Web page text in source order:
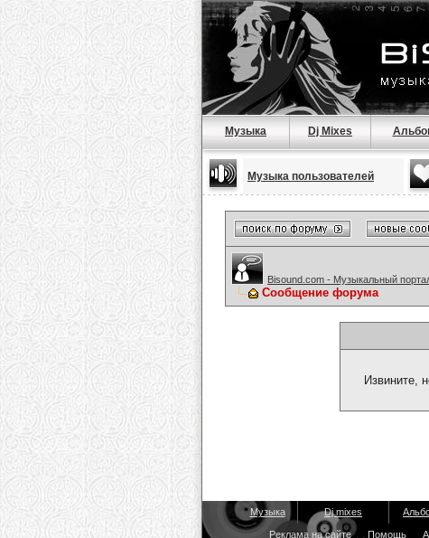
Музыка Dj Mixes
Музыка пользователей
Bisound.com - Музыкальный
Сообщение форума
Извините,
Музыка Dj mixes
Реклама на сайте Помощь